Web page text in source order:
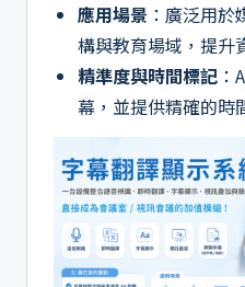
應用場景 ：廣泛用
構與教育場域，提升
精準度與時間標記
幕，並提供精確的時